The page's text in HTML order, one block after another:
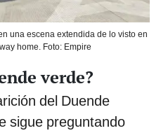
una escena extendida de lo visto en
home. Foto: Empire
verde?
del Duende
sigue preguntando